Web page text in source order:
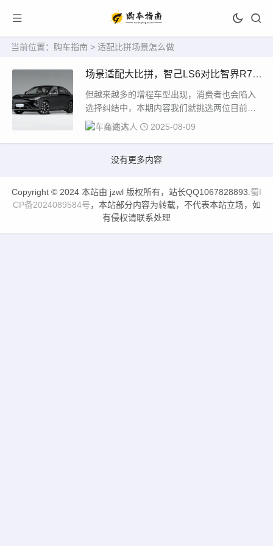
当前位置： 购车指南 > 适配比拼场景怎么做
场景适配大比拼，智己LS6对比智界R7，
谁更懂家用？
但越来越多的增程车型出现，消费者也会陷入
选择纠结中，本期内容我们就挑选两位目前呼
声最高的增程选手：智己LS6和智界R7，来深
车商达人 2025-08-09
没有更多内容
Copyright © 2024 本站由 jzwl 版权所有，站长QQ1067828893. 蜀I
CP备2024089584号，本站部分内容为转载，不代表本站立场，如
有侵权请联系处理